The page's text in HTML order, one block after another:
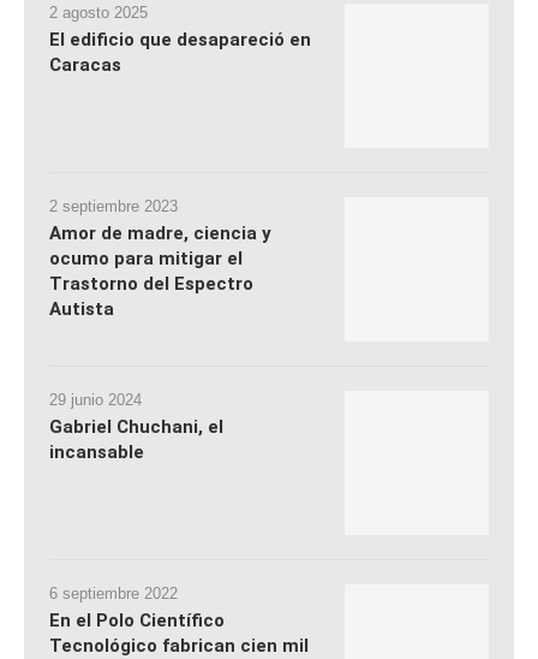
2 agosto 2025
El edificio que desapareció en
Caracas
2 septiembre 2023
Amor de madre, ciencia y
ocumo para mitigar el
Trastorno del Espectro
Autista
29 junio 2024
Gabriel Chuchani, el
incansable
6 septiembre 2022
En el Polo Científico
Tecnológico fabrican cien mil